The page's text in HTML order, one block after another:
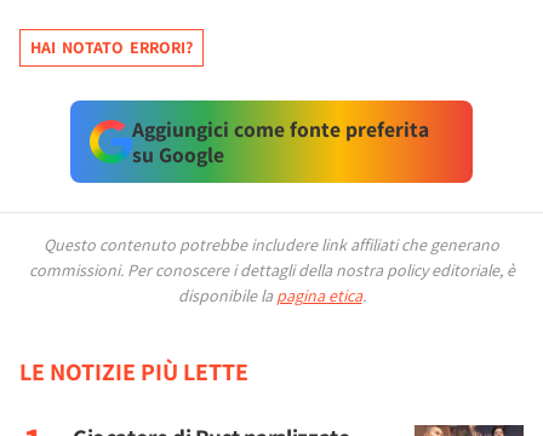
HAI NOTATO ERRORI?
Aggiungici come fonte preferita
su Google
Questo contenuto potrebbe includere link affiliati che generano
commissioni. Per conoscere i dettagli della nostra policy editoriale, è
disponibile la pagina etica.
LE NOTIZIE PIÙ LETTE